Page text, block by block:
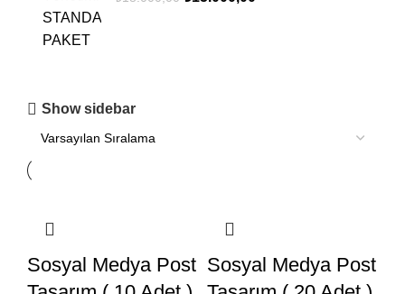
Show sidebar
Sosyal Medya Post Sosyal Medya Post